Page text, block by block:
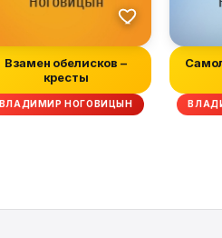
Взамен обелисков –
кресты
ВЛАДИМИР НОГОВИЦЫН